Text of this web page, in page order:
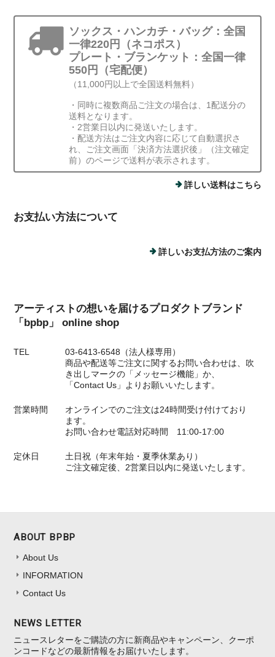
ソックス・ハンカチ・バッグ：全国
一律220円（ネコポス）
プレート・ブランケット：全国一律
550円（宅配便）
（11,000円以上で全国送料無料）
・同時に複数商品ご注文の場合は、1配送分の
送料となります。
・2営業日以内に発送いたします。
・配送方法はご注文内容に応じて自動選択さ
れ、ご注文画面「決済方法選択後」（注文確定
前）のページで送料が表示されます。
詳しい送料はこちら
お支払い方法について
詳しいお支払方法のご案内
アーティストの想いを届けるプロダクトブランド
「bpbp」 online shop
TEL
03-6413-6548（法人様専用）
商品や配送等ご注文に関するお問い合わせは、吹
き出しマークの「メッセージ機能」か、
「Contact Us」よりお願いいたします。
営業時間
オンラインでのご注文は24時間受け付けており
ます。
お問い合わせ電話対応時間 11:00-17:00
定休日
土日祝（年末年始・夏季休業あり）
ご注文確定後、2営業日以内に発送いたします。
ABOUT BPBP
About Us
INFORMATION
Contact Us
NEWS LETTER
ニュースレターをご購読の方に新商品やキャンペーン、クーポ
ンコードなどの最新情報をお届けいたします。